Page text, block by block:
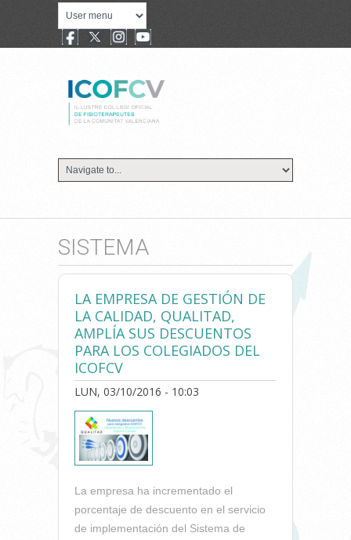
SISTEMA
LA EMPRESA DE GESTIÓN DE
LA CALIDAD, QUALITAD,
AMPLÍA SUS DESCUENTOS
PARA LOS COLEGIADOS DEL
ICOFCV
LUN, 03/10/2016 - 10:03
La empresa ha incrementado el
porcentaje de descuento en el servicio
de implementación del Sistema de